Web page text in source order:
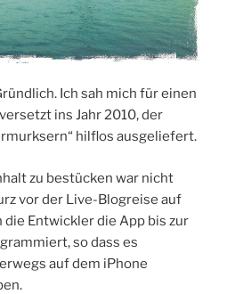
Ich sah mich für einen
ins Jahr 2010, der
hilflos ausgeliefert.
zu bestücken war nicht
vor der Live-Blogreise auf
die Entwickler die App bis zur
so dass es
auf dem iPhone